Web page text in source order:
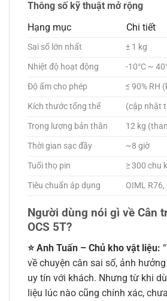
Thông số kỹ thuật mở rộng
Hạng mục
Chi tiết
Sai số lớn nhất
± 1 kg
Nhiệt độ hoạt động
-10°C ~
Độ ẩm cho phép
≤ 90% RH
Kích thước tổng thể
(cập nhật
Trọng lượng bản thân
12 kg
Thời gian sạc đầy
~8 giờ
Tuổi thọ pin
≥ 300 chu
Tiêu chuẩn áp dụng
OIML R76,
Người dùng nói gì về Cân
OCS 5T?
⭐ Anh Tuấn – Chủ kho vật liệu:
về chuyện cân sai số, ảnh
uy tín với khách. Nhưng từ khi
liệu lúc nào cũng chính xác,